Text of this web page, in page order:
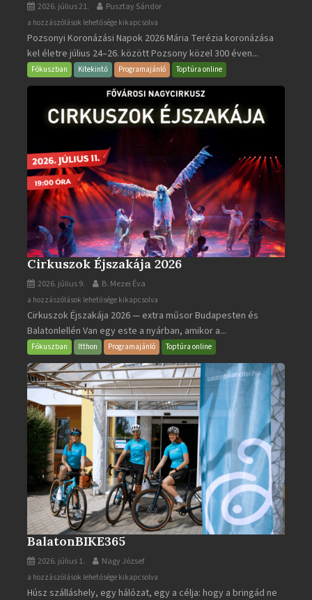
2026. július 21. Pusztay Sándor
Pozsonyi
Koronázási
Napok
bejegyzéshez
a hozzászólások lehetősége kikapcsolva
Pozsonyi Koronázási Napok 2026 Mária Terézia koronázása
kel életre július 24–26. között Pozsony közel 300 éven...
Fókuszban Kitekintő Programajánló Toptúra online
Cirkuszok Éjszakája 2026
2026. július 9. B. Mezei Éva
Cirkuszok
Éjszakája
2026
bejegyzéshez
a hozzászólások lehetősége kikapcsolva
Cirkuszok Éjszakája 2026 — extra műsor Budapesten és
Balatonlellén Van egy este a nyárban, amikor a...
Fókuszban Itthon Programajánló Toptúra online
BalatonBIKE365
2026. július 1. Nagy József
BalatonBIKE365
bejegyzéshez
a hozzászólások lehetősége kikapcsolva
Húsz szálláshely, egy hálózat, egy a célja: hogy a bringád ne